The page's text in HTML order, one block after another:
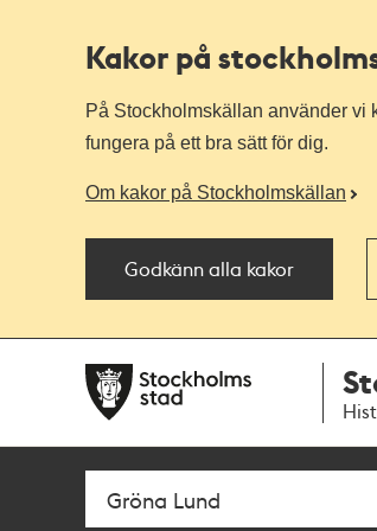
Kakor på
På Stockholmskällan använder vi
fungera på ett bra sätt för dig.
Om kakor på Stockholmskällan
Godkänn alla kakor
navigationen
huvudinnehållet
Sök